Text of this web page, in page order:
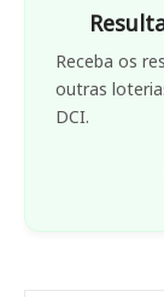
Receba os
outras
DCI.